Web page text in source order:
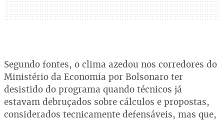
Segundo fontes, o clima azedou nos corredores do
Ministério da Economia por Bolsonaro ter
desistido do programa quando técnicos já
estavam debruçados sobre cálculos e propostas,
considerados tecnicamente defensáveis, mas que,